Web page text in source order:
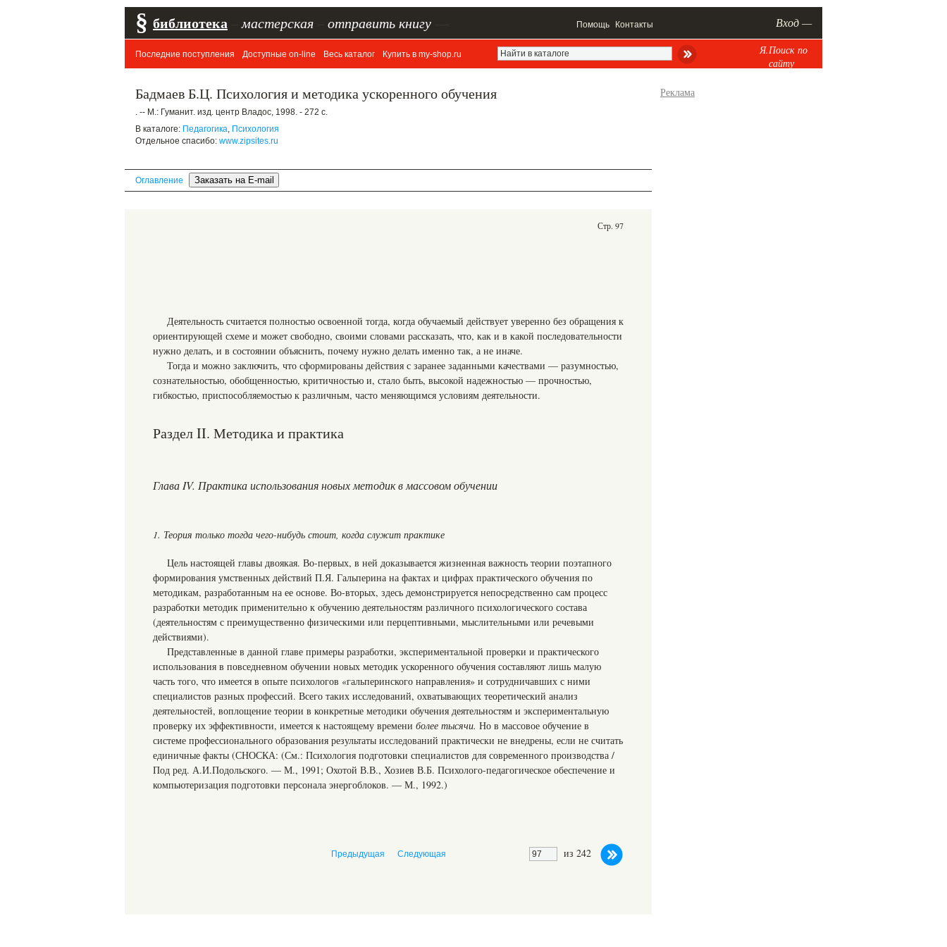
§ библиотека мастерская отправить книгу Помощь Контакты Вход —
Последние поступления Доступные on-line Весь каталог Купить в my-shop.ru
Я.Поиск по
сайту
Бадмаев Б.Ц. Психология и методика ускоренного обучения
. -- М.: Гуманит. изд. центр Владос, 1998. - 272 с.
В каталоге: Педагогика, Психология
Отдельное спасибо: www.zipsites.ru
Оглавление
Стр. 97
Деятельность считается полностью освоенной тогда, когда обучаемый действует уверенно без обращения к
ориентирующей схеме и может свободно, своими словами рассказать, что, как и в какой последовательности
нужно делать, и в состоянии объяснить, почему нужно делать именно так, а не иначе.
Тогда и можно заключить, что сформированы действия с заранее заданными качествами — разумностью,
сознательностью, обобщенностью, критичностью и, стало быть, высокой надежностью — прочностью,
гибкостью, приспособляемостью к различным, часто меняющимся условиям деятельности.
Раздел II. Методика и практика
Глава IV. Практика использования новых методик в массовом обучении
1. Теория только тогда чего-нибудь стоит, когда служит практике
Цель настоящей главы двоякая. Во-первых, в ней доказывается жизненная важность теории поэтапного
формирования умственных действий П.Я. Гальперина на фактах и цифрах практического обучения по
методикам, разработанным на ее основе. Во-вторых, здесь демонстрируется непосредственно сам процесс
разработки методик применительно к обучению деятельностям различного психологического состава
(деятельностям с преимущественно физическими или перцептивными, мыслительными или речевыми
действиями).
Представленные в данной главе примеры разработки, экспериментальной проверки и практического
использования в повседневном обучении новых методик ускоренного обучения составляют лишь малую
часть того, что имеется в опыте психологов «гальперинского направления» и сотрудничавших с ними
специалистов разных профессий. Всего таких исследований, охватывающих теоретический анализ
деятельностей, воплощение теории в конкретные методики обучения деятельностям и экспериментальную
проверку их эффективности, имеется к настоящему времени более тысячи. Но в массовое обучение в
системе профессионального образования результаты исследований практически не внедрены, если не считать
единичные факты (СНОСКА: (См.: Психология подготовки специалистов для современного производства /
Под ред. А.И.Подольского. — М., 1991; Охотой В.В., Хозиев В.Б. Психолого-педагогическое обеспечение и
компьютеризация подготовки персонала энергоблоков. — М., 1992.)
из 242
Предыдущая Следующая
Реклама